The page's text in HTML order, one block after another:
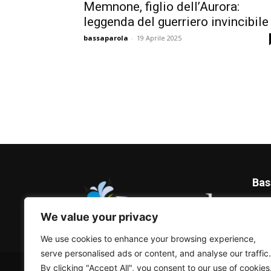
We value your privacy
We use cookies to enhance your browsing experience,
serve personalised ads or content, and analyse our traffic.
By clicking "Accept All", you consent to our use of cookies.
Memnone, figlio dell’Aurora:
leggenda del guerriero invincibile
bassaparola - 19 Aprile 2025
© Bassaparola.it 2015-2025